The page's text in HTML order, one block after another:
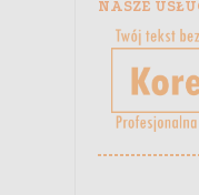
NASZE